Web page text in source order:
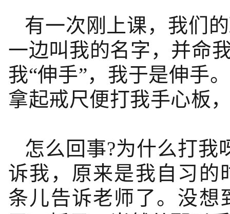
有一次刚上课，我们
一边叫我的名字，并命
我“伸手”，我于是伸手
拿起戒尺便打我手心板
怎么回事?为什么打我
诉我，原来是我自习的
条儿告诉老师了。没想